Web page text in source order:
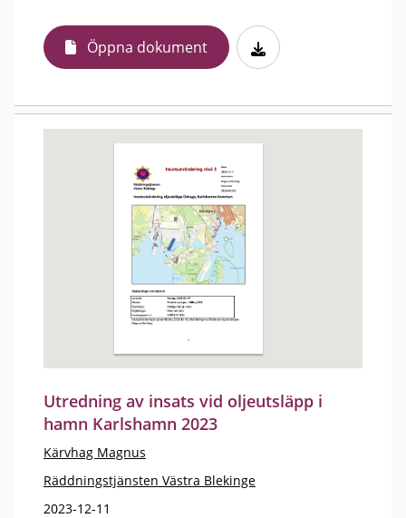
Öppna dokument
Utredning av insats vid oljeutsläpp i
hamn Karlshamn 2023
Kärvhag Magnus
Räddningstjänsten Västra Blekinge
2023-12-11